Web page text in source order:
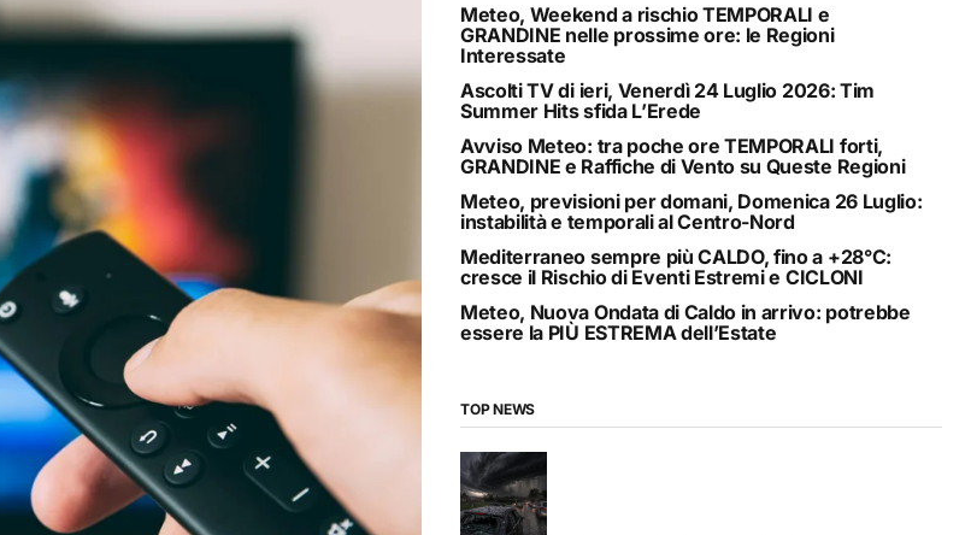
Meteo, Weekend a rischio TEMPORALI e
GRANDINE nelle prossime ore: le Regioni
Interessate
Ascolti TV di ieri, Venerdì 24 Luglio 2026: Tim
Summer Hits sfida L’Erede
Avviso Meteo: tra poche ore TEMPORALI forti,
GRANDINE e Raffiche di Vento su Queste Regioni
Meteo, previsioni per domani, Domenica 26 Luglio:
instabilità e temporali al Centro-Nord
Mediterraneo sempre più CALDO, fino a +28°C:
cresce il Rischio di Eventi Estremi e CICLONI
Meteo, Nuova Ondata di Caldo in arrivo: potrebbe
essere la PIÙ ESTREMA dell’Estate
TOP NEWS